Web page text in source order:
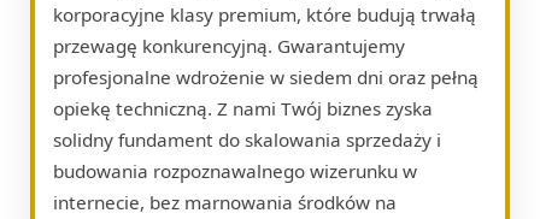
korporacyjne klasy premium, które budują trwałą
przewagę konkurencyjną. Gwarantujemy
profesjonalne wdrożenie w siedem dni oraz pełną
opiekę techniczną. Z nami Twój biznes zyska
solidny fundament do skalowania sprzedaży i
budowania rozpoznawalnego wizerunku w
internecie, bez marnowania środków na